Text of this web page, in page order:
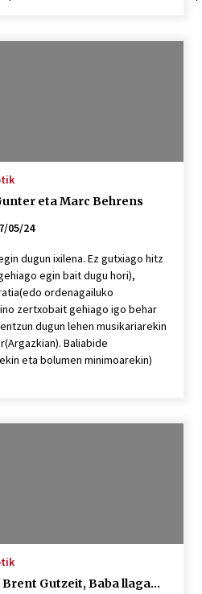
eta Marc Behrens
05/24
dugun ixilena. Ez gutxiago hitz
egin bait dugu hori),
ordenagailuko
zertxobait gehiago igo behar
dugun lehen musikariarekin
Baliabide
eta bolumen minimoarekin)
Brent Gutzeit, Baba llaga…